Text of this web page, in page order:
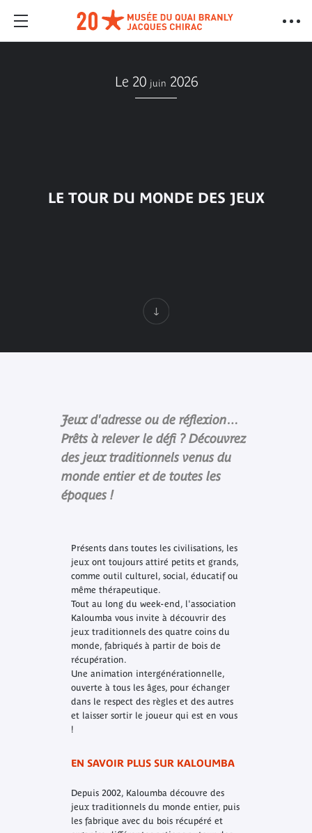
Le 20 juin 2026
LE TOUR DU MONDE DES JEUX
Jeux d'adresse ou de réflexion…
Prêts à relever le défi ? Découvrez
des jeux traditionnels venus du
monde entier et de toutes les
époques !
Présents dans toutes les civilisations, les
jeux ont toujours attiré petits et grands,
comme outil culturel, social, éducatif ou
même thérapeutique.
Tout au long du week-end, l'association
Kaloumba vous invite à découvrir des
jeux traditionnels des quatre coins du
monde, fabriqués à partir de bois de
récupération.
Une animation intergénérationnelle,
ouverte à tous les âges, pour échanger
dans le respect des règles et des autres
et laisser sortir le joueur qui est en vous
!
EN SAVOIR PLUS SUR KALOUMBA
Depuis 2002, Kaloumba découvre des
jeux traditionnels du monde entier, puis
les fabrique avec du bois récupéré et